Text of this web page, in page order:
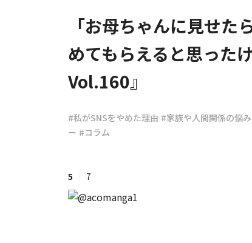
#渡邊大地の令和的ワーパパ道
「お母ちゃんに見せ
めてもらえると思った
Vol.160』
#私がSNSをやめた理由 #家族や人間関係の悩み
ー #コラム
5 7